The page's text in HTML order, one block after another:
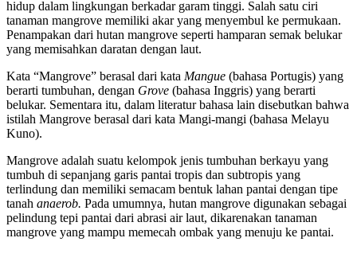
hidup dalam lingkungan berkadar garam tinggi. Salah satu ciri
tanaman mangrove memiliki akar yang menyembul ke permukaan.
Penampakan dari hutan mangrove seperti hamparan semak belukar
yang memisahkan daratan dengan laut.
Kata “Mangrove” berasal dari kata Mangue (bahasa Portugis) yang
berarti tumbuhan, dengan Grove (bahasa Inggris) yang berarti
belukar. Sementara itu, dalam literatur bahasa lain disebutkan bahwa
istilah Mangrove berasal dari kata Mangi-mangi (bahasa Melayu
Kuno).
Mangrove adalah suatu kelompok jenis tumbuhan berkayu yang
tumbuh di sepanjang garis pantai tropis dan subtropis yang
terlindung dan memiliki semacam bentuk lahan pantai dengan tipe
tanah anaerob. Pada umumnya, hutan mangrove digunakan sebagai
pelindung tepi pantai dari abrasi air laut, dikarenakan tanaman
mangrove yang mampu memecah ombak yang menuju ke pantai.